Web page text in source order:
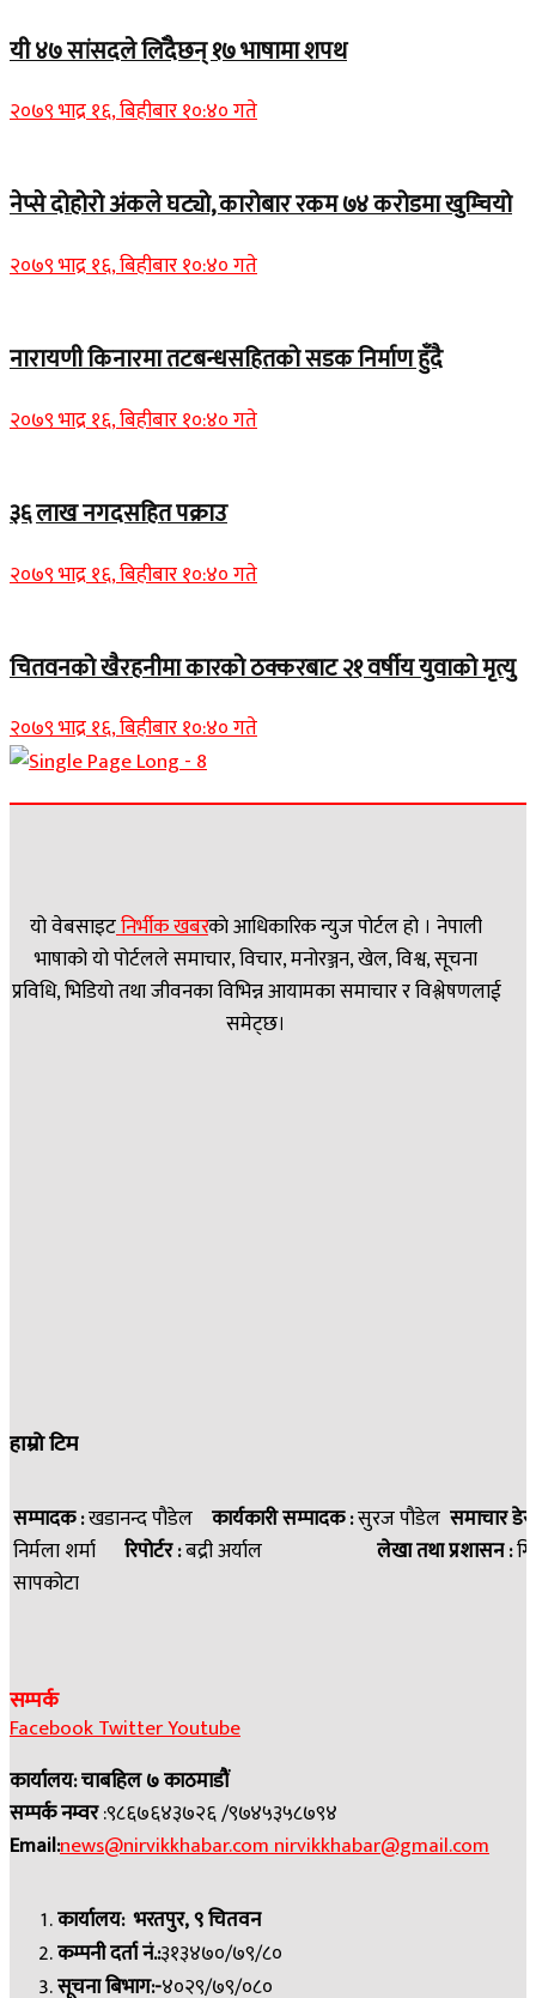
यी ४७ सांसदले लिँदैछन् १७ भाषामा शपथ
२०७९ भाद्र १६, बिहीबार १०:४० गते
नेप्से दोहोरो अंकले घट्यो, कारोबार रकम ७४ करोडमा खुम्चियो
२०७९ भाद्र १६, बिहीबार १०:४० गते
नारायणी किनारमा तटबन्धसहितको सडक निर्माण हुँदै
२०७९ भाद्र १६, बिहीबार १०:४० गते
३६ लाख नगदसहित पक्राउ
२०७९ भाद्र १६, बिहीबार १०:४० गते
चितवनको खैरहनीमा कारको ठक्करबाट २१ वर्षीय युवाको मृत्यु
२०७९ भाद्र १६, बिहीबार १०:४० गते
यो वेबसाइटनिर्भीक खबरकाे आधिकारिक न्युज पोर्टल हो । नेपाली
भाषाको यो पोर्टलले समाचार, विचार, मनोरञ्जन, खेल, विश्व, सूचना
प्रविधि, भिडियो तथा जीवनका विभिन्न आयामका समाचार र विश्लेषणलाई
समेट्छ।
हाम्रो टिम
सम्पादक :खडानन्द पौडेल कार्यकारी सम्पादक :सुरज पौडेल समाचार
निर्मला शर्मा रिपोर्टर :बद्री अर्याल लेखा तथा प्रशासन :
सापकोटा
सम्पर्क
FacebookTwitterYoutube
कार्यालय: चाबहिल ७ काठमाडौं
सम्पर्क नम्वर:९८६७६४३७२६ /९७४५३५८७९४
Email:news@nirvikkhabar.comnirvikkhabar@gmail.com
कार्यालय: भरतपुर, ९ चितवन
कम्पनी दर्ता नं.:३१३४७०/७९/८०
सूचना बिभाग:-४०२९/७९/०८०